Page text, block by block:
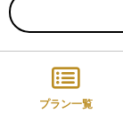
プラン一覧